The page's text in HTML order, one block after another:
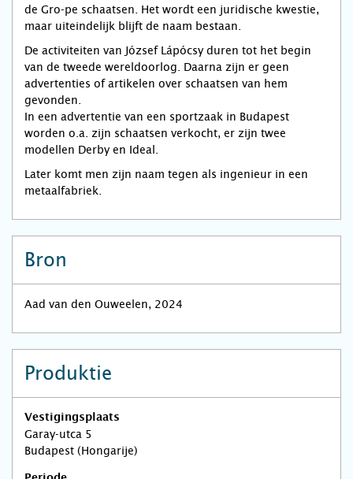
de Gro-pe schaatsen. Het wordt een juridische kwestie,
maar uiteindelijk blijft de naam bestaan.
De activiteiten van József Lápócsy duren tot het begin
van de tweede wereldoorlog. Daarna zijn er geen
advertenties of artikelen over schaatsen van hem
gevonden.
In een advertentie van een sportzaak in Budapest
worden o.a. zijn schaatsen verkocht, er zijn twee
modellen Derby en Ideal.
Later komt men zijn naam tegen als ingenieur in een
metaalfabriek.
Bron
Aad van den Ouweelen, 2024
Produktie
Vestigingsplaats
Garay-utca 5
Budapest (Hongarije)